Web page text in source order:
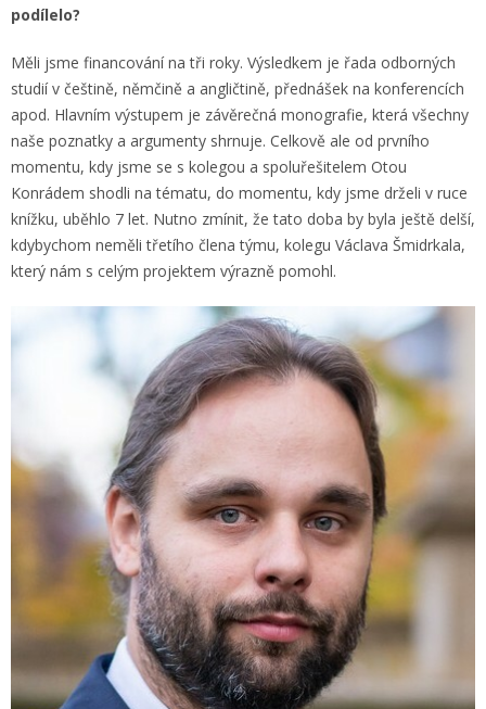
podílelo?
Měli jsme financování na tři roky. Výsledkem je řada odborných
studií v češtině, němčině a angličtině, přednášek na konferencích
apod. Hlavním výstupem je závěrečná monografie, která všechny
naše poznatky a argumenty shrnuje. Celkově ale od prvního
momentu, kdy jsme se s kolegou a spoluřešitelem Otou
Konrádem shodli na tématu, do momentu, kdy jsme drželi v ruce
knížku, uběhlo 7 let. Nutno zmínit, že tato doba by byla ještě delší,
kdybychom neměli třetího člena týmu, kolegu Václava Šmidrkala,
který nám s celým projektem výrazně pomohl.